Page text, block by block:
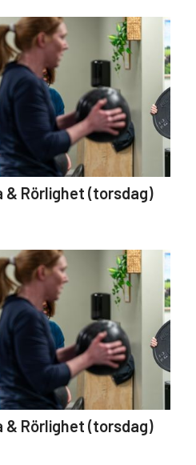
& Rörlighet (torsdag)
& Rörlighet (torsdag)